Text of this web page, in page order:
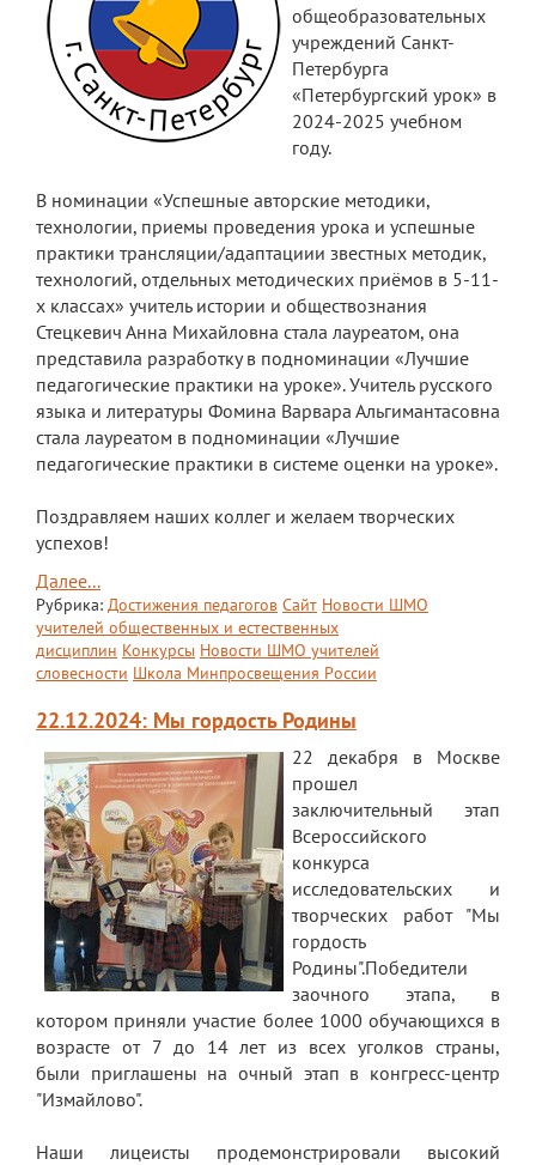
общеобразовательных
учреждений Санкт-
Петербурга
«Петербургский урок» в
2024-2025 учебном
году.
В номинации «Успешные авторские методики,
технологии, приемы проведения урока и успешные
практики трансляции/адаптациии звестных методик,
технологий, отдельных методических приёмов в 5-11-
х классах» учитель истории и обществознания
Стецкевич Анна Михайловна стала лауреатом, она
представила разработку в подноминации «Лучшие
педагогические практики на уроке». Учитель русского
языка и литературы Фомина Варвара Альгимантасовна
стала лауреатом в подноминации «Лучшие
педагогические практики в системе оценки на уроке».
Поздравляем наших коллег и желаем творческих
успехов!
Далее...
Рубрика: Достижения педагогов Сайт Новости ШМО
учителей общественных и естественных
дисциплин Конкурсы Новости ШМО учителей
словесности Школа Минпросвещения России
22.12.2024: Мы гордость Родины
22 декабря в Москве
прошел
заключительный этап
Всероссийского
конкурса
исследовательских и
творческих работ "Мы
гордость
Родины".Победители
заочного этапа, в
котором приняли участие более 1000 обучающихся в
возрасте от 7 до 14 лет из всех уголков страны,
были приглашены на очный этап в конгресс-центр
"Измайлово".
Наши лицеисты продемонстрировали высокий